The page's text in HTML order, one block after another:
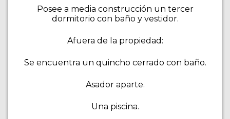
Posee a media construcción un tercer
dormitorio con baño y vestidor.
Afuera de la propiedad:
Se encuentra un quincho cerrado con baño.
Asador aparte.
Una piscina.